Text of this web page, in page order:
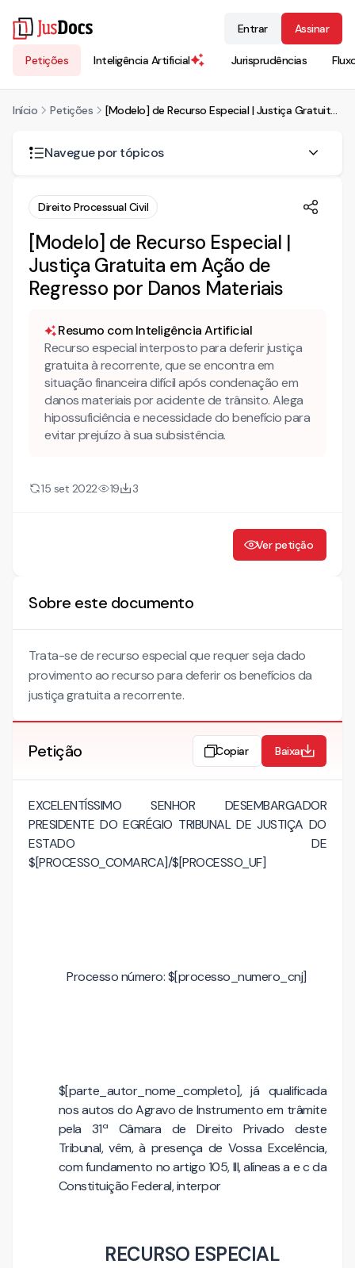
Petições Inteligência Artificial Jurisprudências
Entrar Assinar
Início Petições [Modelo] de Recurso Especial | Justiça Gratuita em Ação de Regresso por Danos Materiais
Navegue por tópicos
RECURSO ESPECIAL
RAZÕES DO RECURSO ESPECIAL
I – BREVE RELATO DOS FATOS
II – DAS RAZÕES DA REFORMA
B) DA TEMPESTIVIDADE
C) DO PREPARO
D) DO PREQUESTIONAMENTO
III – DAS RAZÕES DO RECURSO ESPECIAL
Direito Processual Civil
[Modelo] de Recurso Especial |
Justiça Gratuita em Ação de
Regresso por Danos Materiais
Resumo com Inteligência Artificial
Recurso especial interposto para deferir justiça
gratuita à recorrente, que se encontra em
situação financeira difícil após condenação em
danos materiais por acidente de trânsito. Alega
hipossuficiência e necessidade do benefício para
evitar prejuízo à sua subsistência.
15 set 2022 19 3
Ver petição
Sobre este documento
Trata-se de recurso especial que requer seja dado
provimento ao recurso para deferir os benefícios da
justiça gratuita a recorrente.
Petição Copiar Baixar
EXCELENTÍSSIMO SENHOR DESEMBARGADOR
PRESIDENTE DO EGRÉGIO TRIBUNAL DE JUSTIÇA DO
ESTADO DE
$[PROCESSO_COMARCA]/$[PROCESSO_UF]
Processo número: $[processo_numero_cnj]
$[parte_autor_nome_completo], já qualificada
nos autos do Agravo de Instrumento em trâmite
pela 31ª Câmara de Direito Privado deste
Tribunal, vêm, à presença de Vossa Excelência,
com fundamento no artigo 105, III, alíneas a e c da
Constituição Federal, interpor
RECURSO ESPECIAL